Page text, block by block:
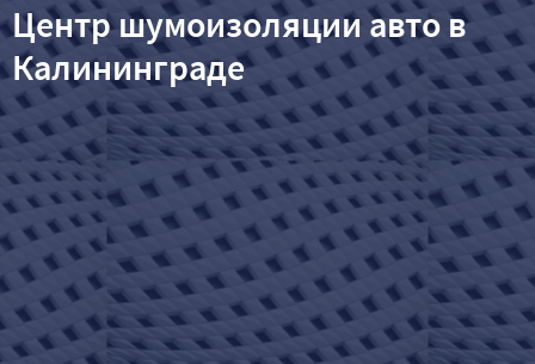
Центр шумоизоляции авто в
Калининграде